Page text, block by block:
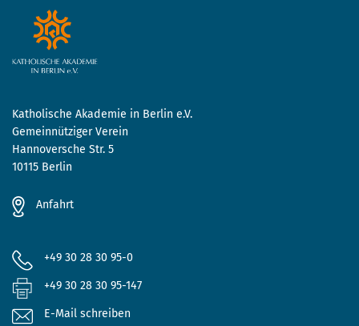
Katholische Akademie in Berlin e.V.
Gemeinnütziger Verein
Hannoversche Str. 5
10115 Berlin
Anfahrt
+49 30 28 30 95-0
+49 30 28 30 95-147
E-Mail schreiben